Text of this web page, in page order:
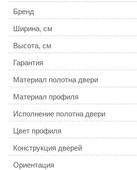
Бренд
Ширина, см
Высота, см
Гарантия
Материал полотна двери
Материал профиля
Исполнение полотна двери
Цвет профиля
Конструкция дверей
Ориентация